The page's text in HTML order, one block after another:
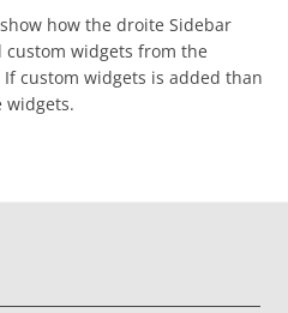
how the droite Sidebar
custom widgets from the
custom widgets is added than
widgets.